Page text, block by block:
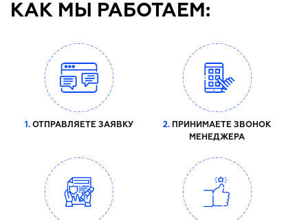
КАК МЫ РАБОТАЕМ:
1. ОТПРАВЛЯЕТЕ ЗАЯВКУ 2. ПРИНИМАЕТЕ ЗВОНОК
МЕНЕДЖЕРА